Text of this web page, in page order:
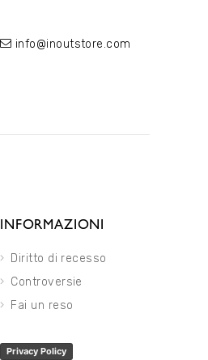
info@inoutstore.com
INFORMAZIONI
Diritto di recesso
Controversie
Fai un reso
Privacy Policy